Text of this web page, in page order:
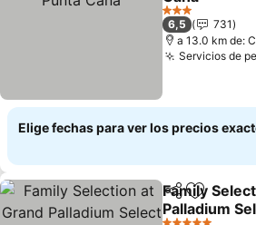
Ver precios
3 Estrellas
6,5
731
a 13.0 km de:
Servicios de
Elige fechas para ver los precios
Compartir
Agregar
Family
Palladium